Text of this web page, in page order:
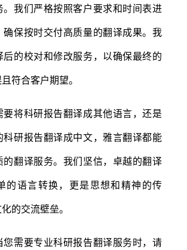
。我们严格按照客户要求和时间表进
确保按时交付高质量的翻译成果。我
后的校对和修改服务，以确保最终的
符合客户期望。
将科研报告翻译成其他语言，还是
科研报告翻译成中文，雅言翻译都能
的翻译服务。我们坚信，卓越的翻译
的语言转换，更是思想和精神的传
的交流壁垒。
需要专业科研报告翻译服务时，请